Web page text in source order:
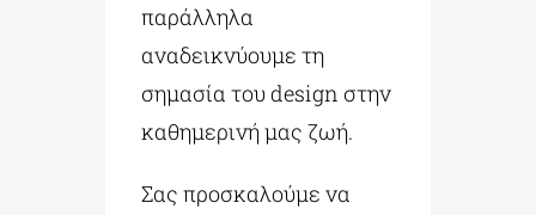
παράλληλα
αναδεικνύουμε τη
σημασία του design στην
καθημερινή μας ζωή.
Σας προσκαλούμε να